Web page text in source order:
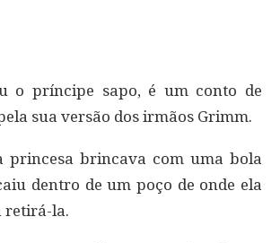
o príncipe sapo, é um conto de
sua versão dos irmãos Grimm.
princesa brincava com uma bola
dentro de um poço de onde ela
retirá-la.